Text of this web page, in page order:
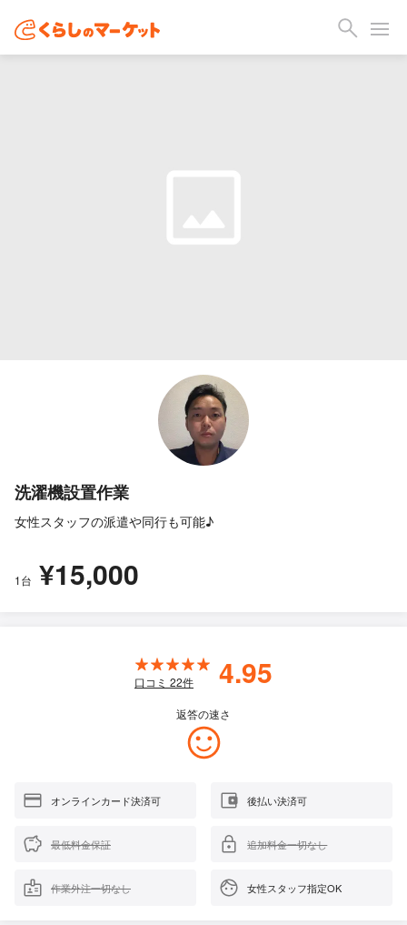
洗濯機設置作業
女性スタッフの派遣や同行も可能♪
1台 ¥15,000
口コミ 22件 4.95
返答の速さ
オンラインカード決済可 後払い決済可
最低料金保証 追加料金一切なし
作業外注一切なし 女性スタッフ指定OK